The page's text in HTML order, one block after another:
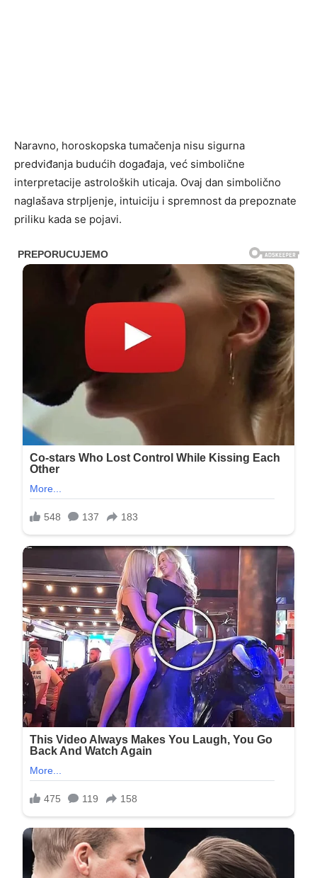
Naravno, horoskopska tumačenja nisu sigurna
predviđanja budućih događaja, već simbolične
interpretacije astroloških uticaja. Ovaj dan simbolično
naglašava strpljenje, intuiciju i spremnost da prepoznate
priliku kada se pojavi.